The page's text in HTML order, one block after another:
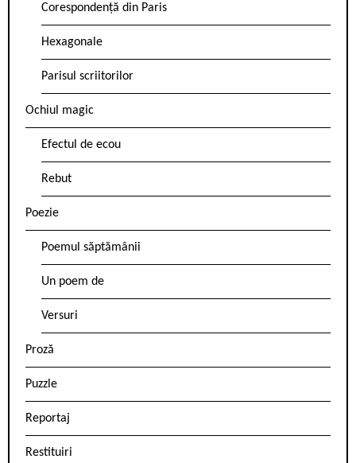
Corespondență din Paris
Hexagonale
Parisul scriitorilor
Ochiul magic
Efectul de ecou
Rebut
Poezie
Poemul săptămânii
Un poem de
Versuri
Proză
Puzzle
Reportaj
Restituiri